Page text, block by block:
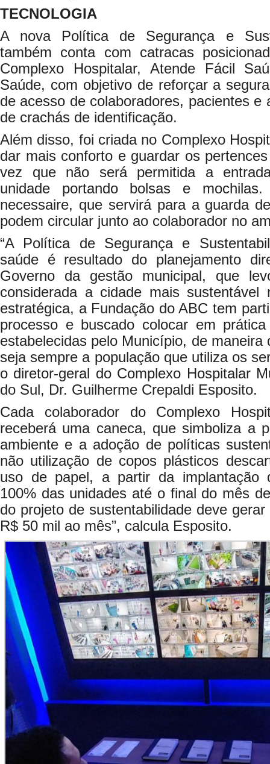
TECNOLOGIA
A nova Política de Segurança e
também conta com catracas
Complexo Hospitalar, Atende Fácil
Saúde, com objetivo de reforçar a
de acesso de colaboradores, pacientes e
de crachás de identificação.
Além disso, foi criada no Complexo
dar mais conforto e guardar os
vez que não será permitida a
unidade portando bolsas e
necessaire, que servirá para a guarda
podem circular junto ao colaborador no
“A Política de Segurança e
saúde é resultado do planejamento
Governo da gestão municipal, que
considerada a cidade mais
estratégica, a Fundação do ABC tem
processo e buscado colocar em
estabelecidas pelo Município, de maneira
seja sempre a população que utiliza os
o diretor-geral do Complexo Hospitalar
do Sul, Dr. Guilherme Crepaldi Esposito.
Cada colaborador do Complexo
receberá uma caneca, que simboliza a
ambiente e a adoção de políticas
não utilização de copos plásticos
uso de papel, a partir da implantação
100% das unidades até o final do mês
do projeto de sustentabilidade deve
R$ 50 mil ao mês”, calcula Esposito.